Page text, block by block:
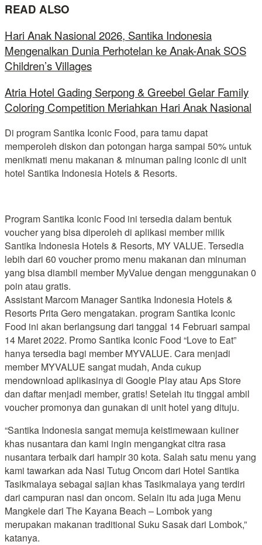
READ ALSO
Hari Anak Nasional 2026, Santika Indonesia
Mengenalkan Dunia Perhotelan ke Anak-Anak SOS
Children’s Villages
Atria Hotel Gading Serpong & Greebel Gelar Family
Coloring Competition Meriahkan Hari Anak Nasional
Di program Santika Iconic Food, para tamu dapat
memperoleh diskon dan potongan harga sampai 50% untuk
menikmati menu makanan & minuman paling iconic di unit
hotel Santika Indonesia Hotels & Resorts.
Program Santika Iconic Food ini tersedia dalam bentuk
voucher yang bisa diperoleh di aplikasi member milik
Santika Indonesia Hotels & Resorts, MY VALUE. Tersedia
lebih dari 60 voucher promo menu makanan dan minuman
yang bisa diambil member MyValue dengan menggunakan 0
poin atau gratis.
Assistant Marcom Manager Santika Indonesia Hotels &
Resorts Prita Gero mengatakan. program Santika Iconic
Food ini akan berlangsung dari tanggal 14 Februari sampai
14 Maret 2022. Promo Santika Iconic Food “Love to Eat”
hanya tersedia bagi member MYVALUE. Cara menjadi
member MYVALUE sangat mudah, Anda cukup
mendownload aplikasinya di Google Play atau Aps Store
dan daftar menjadi member, gratis! Setelah itu tinggal ambil
voucher promonya dan gunakan di unit hotel yang dituju.
“Santika Indonesia sangat memuja keistimewaan kuliner
khas nusantara dan kami ingin mengangkat citra rasa
nusantara terbaik dari hampir 30 kota. Salah satu menu yang
kami tawarkan ada Nasi Tutug Oncom dari Hotel Santika
Tasikmalaya sebagai sajian khas Tasikmalaya yang terdiri
dari campuran nasi dan oncom. Selain itu ada juga Menu
Mangkele dari The Kayana Beach – Lombok yang
merupakan makanan traditional Suku Sasak dari Lombok,”
katanya.